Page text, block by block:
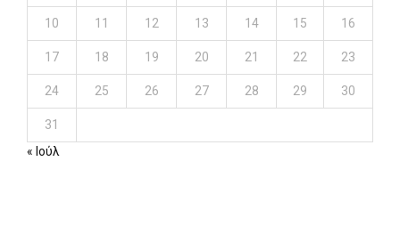
10 11 12 13 14 15 16
17 18 19 20 21 22 23
24 25 26 27 28 29 30
31
« Ιούλ